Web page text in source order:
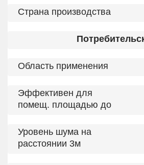
Страна производства
Область применения
Эффективен для
помещ. площадью до
Уровень шума на
расстоянии 3м